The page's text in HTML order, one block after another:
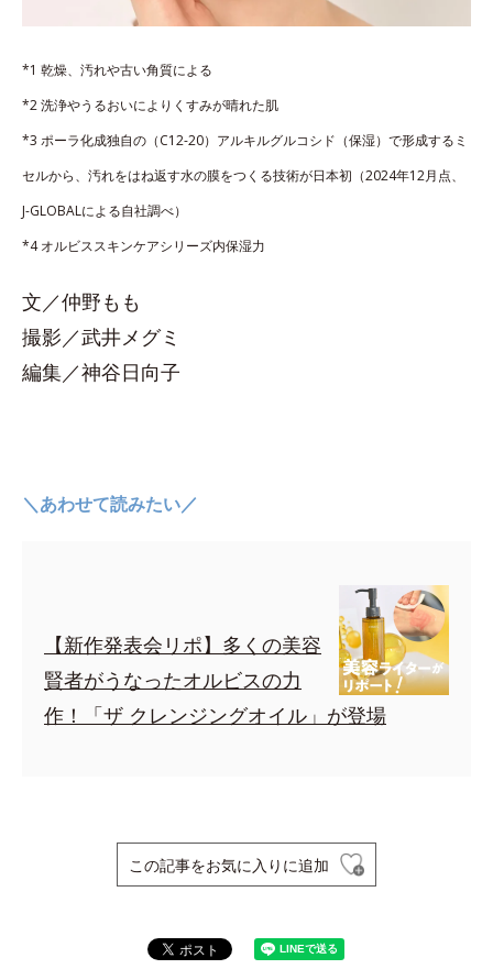
*1 乾燥、汚れや古い角質による
*2 洗浄やうるおいによりくすみが晴れた肌
*3 ポーラ化成独自の（C12-20）アルキルグルコシド（保湿）で形成するミ
セルから、汚れをはね返す水の膜をつくる技術が日本初（2024年12月点、
J-GLOBALによる自社調べ）
*4 オルビススキンケアシリーズ内保湿力
文／仲野もも
撮影／武井メグミ
編集／神谷日向子
＼あわせて読みたい／
【新作発表会リポ】多くの美容
賢者がうなったオルビスの力
作！「ザ クレンジングオイル」が登場
この記事をお気に入りに追加